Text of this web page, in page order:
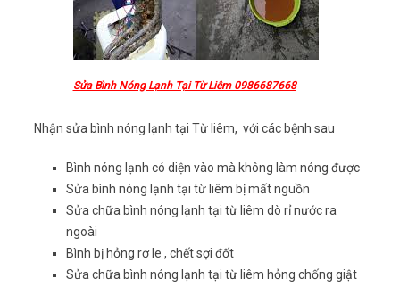
Sửa Bình Nóng Lạnh Tại Từ Liêm 0986687668
Nhận sửa bình nóng lạnh tại Từ liêm, với các bệnh sau
Bình nóng lạnh có diện vào mà không làm nóng được
Sửa bình nóng lạnh tại từ liêm bị mất nguồn
Sửa chữa bình nóng lạnh tại từ liêm dò rỉ nước ra
ngoài
Bình bị hỏng rơ le , chết sợi đốt
Sửa chữa bình nóng lạnh tại từ liêm hỏng chống giật